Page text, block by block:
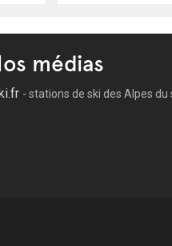
médias
- stations de ski des Alpes du